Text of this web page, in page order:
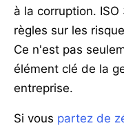
à la corruption.
règles sur les
Ce n'est pas
élément clé de la
entreprise.
Si vous partez de